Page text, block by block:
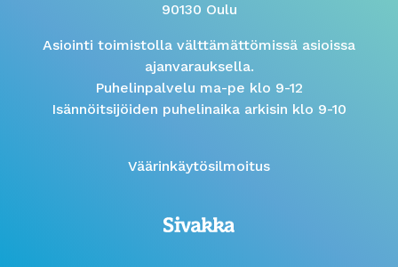
90130 Oulu
Asiointi toimistolla välttämättömissä asioissa
ajanvarauksella.
Puhelinpalvelu ma-pe klo 9-12
Isännöitsijöiden puhelinaika arkisin klo 9-10
Väärinkäytösilmoitus